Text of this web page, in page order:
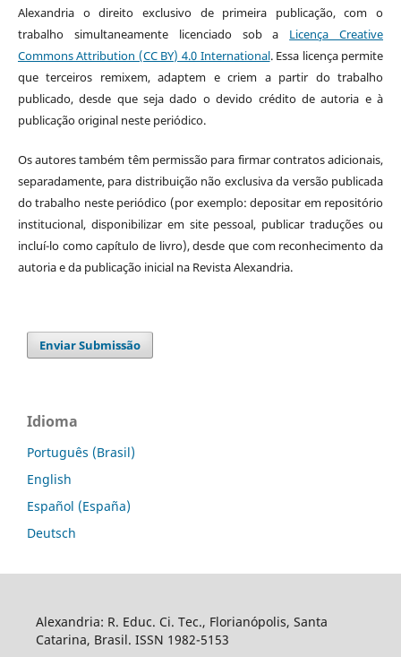
Alexandria o direito exclusivo de primeira publicação, com o
trabalho simultaneamente licenciado sob a Licença Creative
Commons Attribution (CC BY) 4.0 International. Essa licença permite
que terceiros remixem, adaptem e criem a partir do trabalho
publicado, desde que seja dado o devido crédito de autoria e à
publicação original neste periódico.
Os autores também têm permissão para firmar contratos adicionais,
separadamente, para distribuição não exclusiva da versão publicada
do trabalho neste periódico (por exemplo: depositar em repositório
institucional, disponibilizar em site pessoal, publicar traduções ou
incluí-lo como capítulo de livro), desde que com reconhecimento da
autoria e da publicação inicial na Revista Alexandria.
Enviar Submissão
Idioma
Português (Brasil)
English
Español (España)
Deutsch
Alexandria: R. Educ. Ci. Tec., Florianópolis, Santa
Catarina, Brasil. ISSN 1982-5153